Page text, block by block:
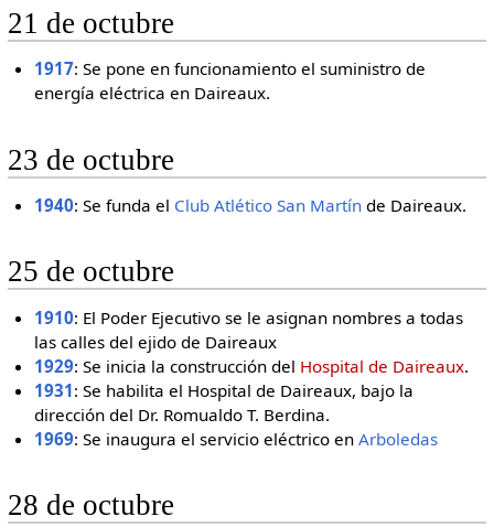
21 de octubre
1917: Se pone en funcionamiento el suministro de
energía eléctrica en Daireaux.
23 de octubre
1940: Se funda el Club Atlético San Martín de Daireaux.
25 de octubre
1910: El Poder Ejecutivo se le asignan nombres a todas
las calles del ejido de Daireaux
1929: Se inicia la construcción del Hospital de Daireaux.
1931: Se habilita el Hospital de Daireaux, bajo la
dirección del Dr. Romualdo T. Berdina.
1969: Se inaugura el servicio eléctrico enArboledas
28 de octubre